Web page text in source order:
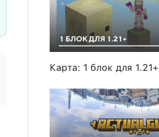
Карта: 1 блок для 1.21+